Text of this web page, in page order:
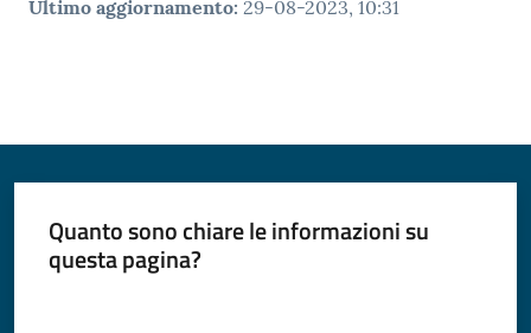
Ultimo aggiornamento: 29-08-2023, 10:31
Quanto sono chiare le informazioni su
questa pagina?